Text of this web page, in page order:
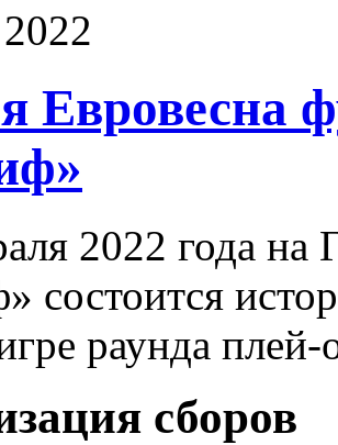
Евровесна
2022 года на
состоится
раунда
сборов